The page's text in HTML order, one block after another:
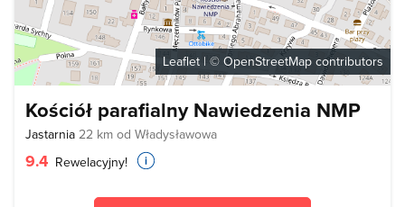
Leaflet | © OpenStreetMap contributors
Kościół parafialny Nawiedzenia NMP
Jastarnia 22 km od Władysławowa
9.4 Rewelacyjny!